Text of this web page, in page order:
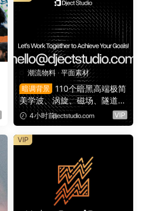
潮流物料 · 平面素材
暗调背景 110个暗黑高端极简
美学波、涡旋、磁场、隧道、
晕光学艺术图片背景素材 Flo
w Patterns Background Pac
k（16163）
4小时前 VIP
VIP